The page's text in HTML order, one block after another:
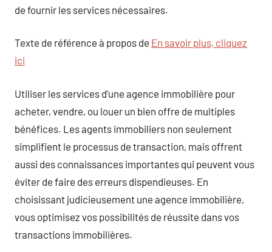
de fournir les services nécessaires.
Texte de référence à propos de En savoir plus, cliquez
ici
Utiliser les services d’une agence immobilière pour
acheter, vendre, ou louer un bien offre de multiples
bénéfices. Les agents immobiliers non seulement
simplifient le processus de transaction, mais offrent
aussi des connaissances importantes qui peuvent vous
éviter de faire des erreurs dispendieuses. En
choisissant judicieusement une agence immobilière,
vous optimisez vos possibilités de réussite dans vos
transactions immobilières.